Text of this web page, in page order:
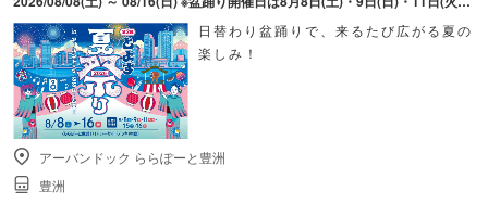
日替わり盆踊りで、来るたび広がる夏の
楽しみ！
アーバンドック ららぽーと豊洲
豊洲